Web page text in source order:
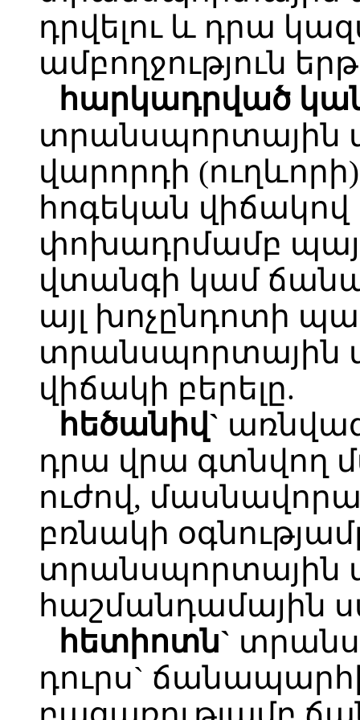
դրվելու և դրա
ամբողջություն
հարկադրված
տրանսպորտային
վարորդի
հոգեկան վիճակով
փոխադրմամբ
վտանգի կամ
այլ խոչընդոտի
տրանսպորտային
վիճակի բերելը.
հեծանիվ`
դրա վրա գտնվող
ուժով,
բռնակի
տրանսպորտային
հաշմանդամային
հետիոտն`
դուրս`